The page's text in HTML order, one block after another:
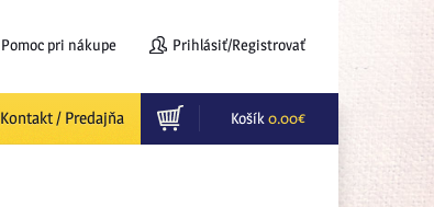
Pomoc pri nákupe Prihlásiť/Registrovať
Košík 0.00€
Kontakt / Predajňa